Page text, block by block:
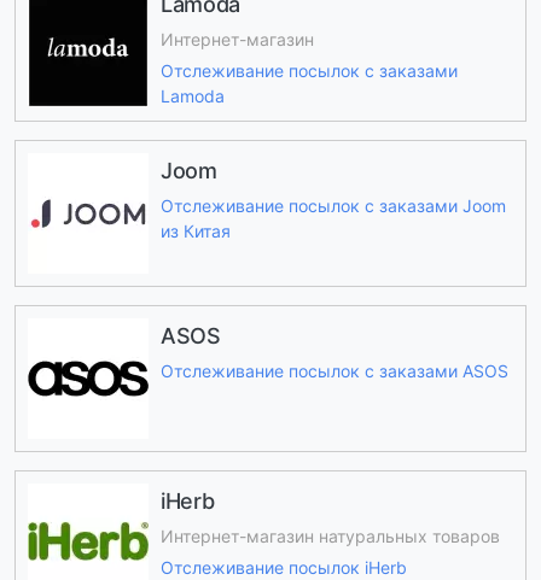
Интернет-магазин
Отслеживание посылок с заказами
Lamoda
Joom
Отслеживание посылок с заказами Joom
из Китая
ASOS
Отслеживание посылок с заказами ASOS
iHerb
Интернет-магазин натуральных товаров
Отслеживание посылок iHerb